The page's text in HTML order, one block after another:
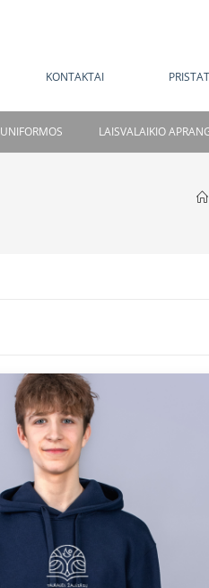
KONTAKTAI
UNIFORMOS LAISVALAIKIO